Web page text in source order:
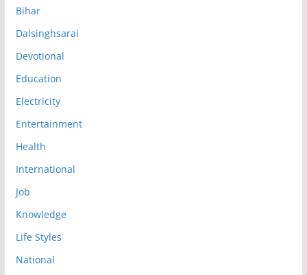
Bihar
Dalsinghsarai
Devotional
Education
Electricity
Entertainment
Health
International
Job
Knowledge
Life Styles
National